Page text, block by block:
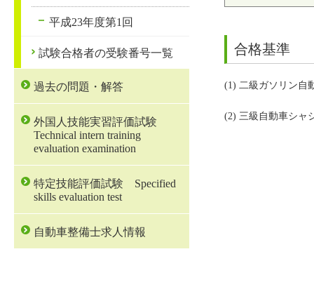
合格基準
(1) 二級ガソリン自
(2) 三級自動車シャ
平成23年度第1回
試験合格者の受験番号一覧
過去の問題・解答
外国人技能実習評価試験
Technical intern training
evaluation examination
特定技能評価試験 Specified
skills evaluation test
自動車整備士求人情報